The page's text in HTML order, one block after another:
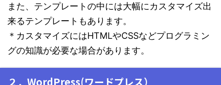
また、テンプレートの中には大幅にカスタマイズ出
来るテンプレートもあります。
＊カスタマイズにはHTMLやCSSなどプログラミン
グの知識が必要な場合があります。
２．WordPress(ワードプレス）